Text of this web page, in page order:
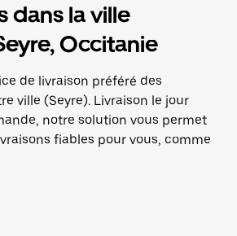
dans la ville
Occitanie
de livraison préféré des
ville (Seyre). Livraison le jour
notre solution vous permet
fiables pour vous, comme